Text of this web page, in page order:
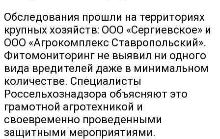
Обследования прошли на территориях
крупных хозяйств: ООО «Сергиевское» и
ООО «Агрокомплекс Ставропольский».
Фитомониторинг не выявил ни одного
вида вредителей даже в минимальном
количестве. Специалисты
Россельхознадзора объясняют это
грамотной агротехникой и
своевременно проведенными
защитными мероприятиями.